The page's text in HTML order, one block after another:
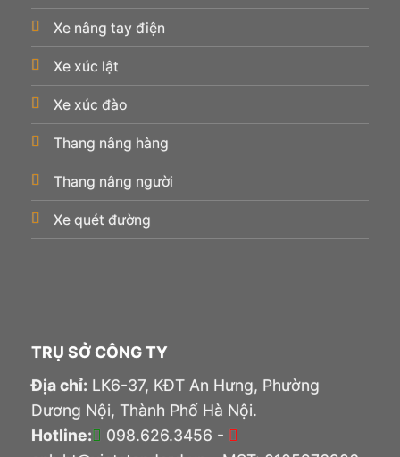
Xe nâng tay điện
Xe xúc lật
Xe xúc đào
Thang nâng hàng
Thang nâng người
Xe quét đường
TRỤ SỞ CÔNG TY
Địa chỉ: LK6-37, KĐT An Hưng, Phường
Dương Nội, Thành Phố Hà Nội.
Hotline:
098.626.3456 -